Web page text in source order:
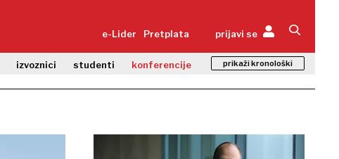
e-Lider Pretplata prijavi se
izvoznici studenti konferencije prikaži kronološki